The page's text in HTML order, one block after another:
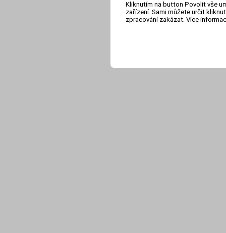
Kliknutím na button Povolit vše
zařízení. Sami můžete určit
zpracování zakázat. Více